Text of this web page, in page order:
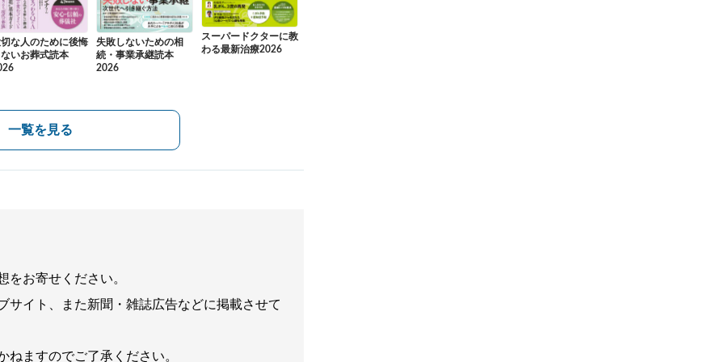
な人のために後悔
いお葬式読本
失敗しないための相
続・事業承継読本
2026
スーパードクターに教
わる最新治療2026
一覧を見る
をお寄せください。
サイト、また新聞・雑誌広告などに掲載させて
ますのでご了承ください。